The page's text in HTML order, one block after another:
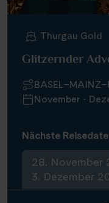
Thurgau Gold
Glitzernder
November -
Nächste
28. November
3. Dezember